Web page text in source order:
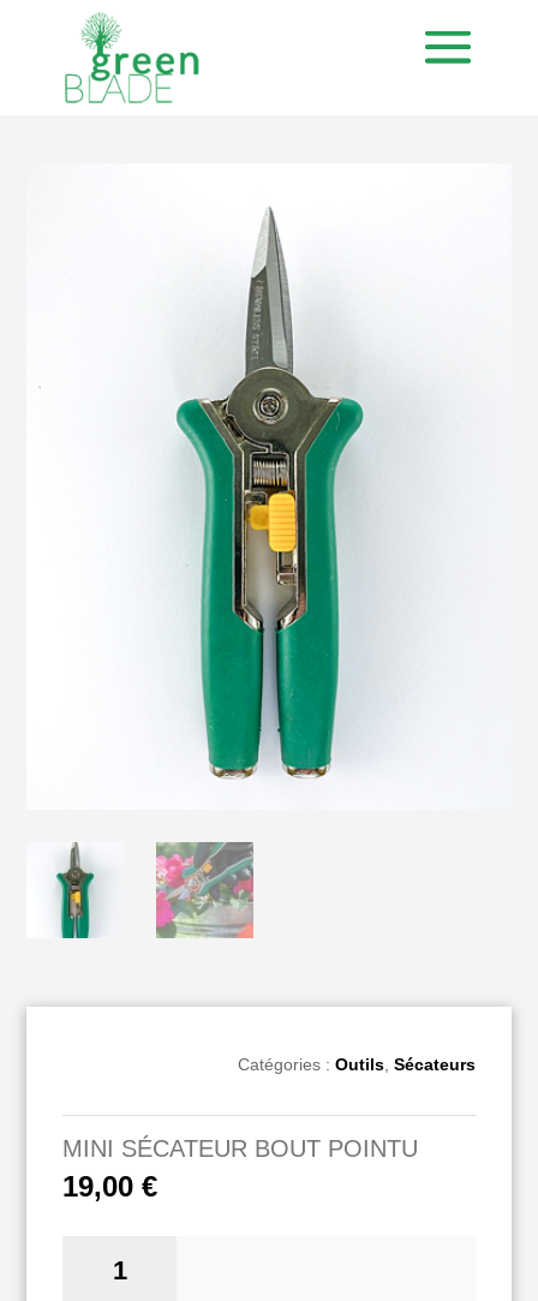
Catégories : Outils, Sécateurs
MINI SÉCATEUR BOUT POINTU
19,00€